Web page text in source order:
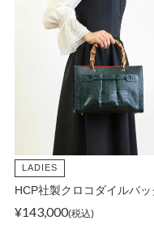
LADIES
HCP社製クロコダイルバッ
¥143,000 税込